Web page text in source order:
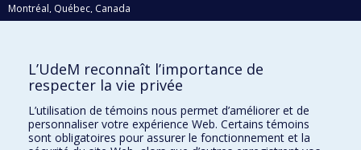
Montréal, Québec, Canada
H3C 3J7
Qui fait quoi?
Nous trouver
Plan du site
L’UdeM reconnaît l’importance de
respecter la vie privée
L’utilisation de témoins nous permet d’améliorer et de
personnaliser votre expérience Web. Certains témoins
sont obligatoires pour assurer le fonctionnement et la